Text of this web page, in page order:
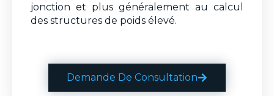
jonction et plus généralement au calcul
des structures de poids élevé.
Demande De Consultation